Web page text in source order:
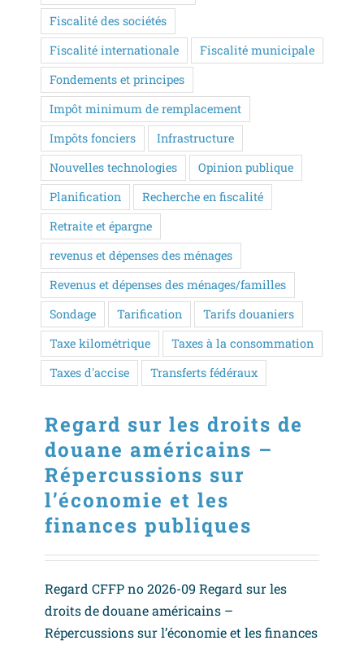
Regard sur les droits de
douane américains –
Répercussions sur
l’économie et les
finances publiques
Regard CFFP no 2026-09 Regard sur les
droits de douane américains –
Répercussions sur l’économie et les finances
Fiscalité des sociétés
Fiscalité internationale
Fiscalité municipale
Fondements et principes
Impôt minimum de remplacement
Impôts fonciers
Infrastructure
Nouvelles technologies
Opinion publique
Planification
Recherche en fiscalité
Retraite et épargne
revenus et dépenses des ménages
Revenus et dépenses des ménages/familles
Sondage
Tarification
Tarifs douaniers
Taxe kilométrique
Taxes à la consommation
Taxes d'accise
Transferts fédéraux